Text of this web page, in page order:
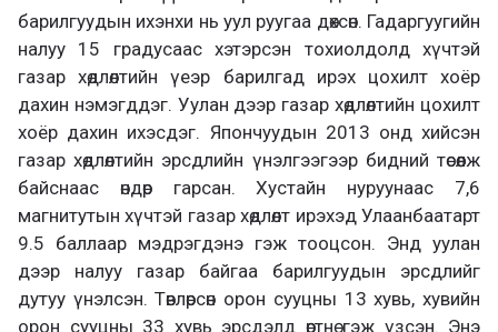
барилгуудын ихэнхи нь уул руугаа дөхсөн. Гадаргуугийн
налуу 15 градусаас хэтэрсэн тохиолдолд хүчтэй
газар хөдлөлтийн үеэр барилгад ирэх цохилт хоёр
дахин нэмэгддэг. Уулан дээр газар хөдлөлтийн цохилт
хоёр дахин ихэсдэг. Япончуудын 2013 онд хийсэн
газар хөдлөлтийн эрсдлийн үнэлгээгээр бидний төсөөлж
байснаас өндөр гарсан. Хустайн нуруунаас 7,6
магнитутын хүчтэй газар хөдлөлт ирэхэд Улаанбаатарт
9.5 баллаар мэдрэгдэнэ гэж тооцсон. Энд уулан
дээр налуу газар байгаа барилгуудын эрсдлийг
дутуу үнэлсэн. Төвлөрсөн орон сууцны 13 хувь, хувийн
орон сууцны 33 хувь эрсдэлд өртнө гэж үзсэн. Энэ